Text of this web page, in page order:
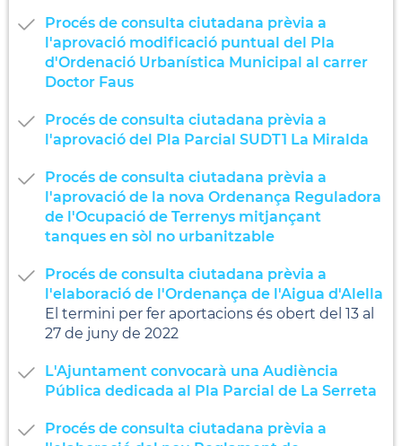
Procés de consulta ciutadana prèvia a
l'aprovació modificació puntual del Pla
d'Ordenació Urbanística Municipal al carrer
Doctor Faus
Procés de consulta ciutadana prèvia a
l'aprovació del Pla Parcial SUDT1 La Miralda
Procés de consulta ciutadana prèvia a
l'aprovació de la nova Ordenança Reguladora
de l'Ocupació de Terrenys mitjançant
tanques en sòl no urbanitzable
Procés de consulta ciutadana prèvia a
l'elaboració de l'Ordenança de l'Aigua d'Alella
El termini per fer aportacions és obert del 13 al
27 de juny de 2022
L'Ajuntament convocarà una Audiència
Pública dedicada al Pla Parcial de La Serreta
Procés de consulta ciutadana prèvia a